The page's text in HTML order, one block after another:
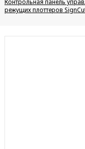
Контрольная панель
режущих плоттеров